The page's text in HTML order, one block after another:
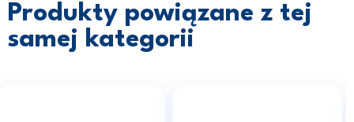
Produkty powiązane z tej
samej kategorii